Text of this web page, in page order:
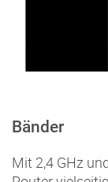
Bänder
Mit 2,4 GHz